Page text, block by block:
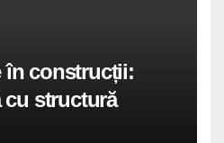
în construcții:
cu structură